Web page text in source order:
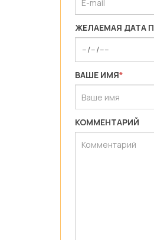
ЖЕЛАЕМАЯ ДАТА
ВАШЕ ИМЯ*
КОММЕНТАРИЙ